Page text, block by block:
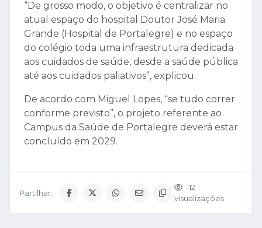
“De grosso modo, o objetivo é centralizar no
atual espaço do hospital Doutor José Maria
Grande (Hospital de Portalegre) e no espaço
do colégio toda uma infraestrutura dedicada
aos cuidados de saúde, desde a saúde pública
até aos cuidados paliativos”, explicou.
De acordo com Miguel Lopes, “se tudo correr
conforme previsto”, o projeto referente ao
Campus da Saúde de Portalegre deverá estar
concluído em 2029.
Partilhar:
112
visualizações